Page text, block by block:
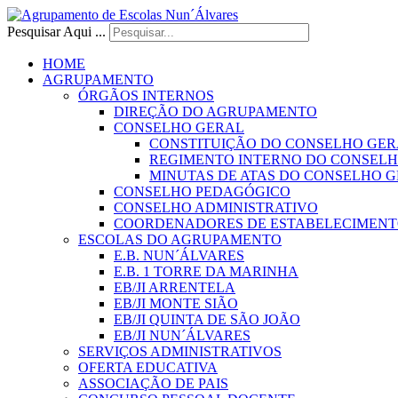
Pesquisar Aqui ...
HOME
AGRUPAMENTO
ÓRGÃOS INTERNOS
DIREÇÃO DO AGRUPAMENTO
CONSELHO GERAL
CONSTITUIÇÃO DO CONSELHO
REGIMENTO INTERNO DO
MINUTAS DE ATAS DO CONSELHO
CONSELHO PEDAGÓGICO
CONSELHO ADMINISTRATIVO
COORDENADORES DE
ESCOLAS DO AGRUPAMENTO
E.B. NUN´ÁLVARES
E.B. 1 TORRE DA MARINHA
EB/JI ARRENTELA
EB/JI MONTE SIÃO
EB/JI QUINTA DE SÃO JOÃO
EB/JI NUN´ÁLVARES
SERVIÇOS ADMINISTRATIVOS
OFERTA EDUCATIVA
ASSOCIAÇÃO DE PAIS